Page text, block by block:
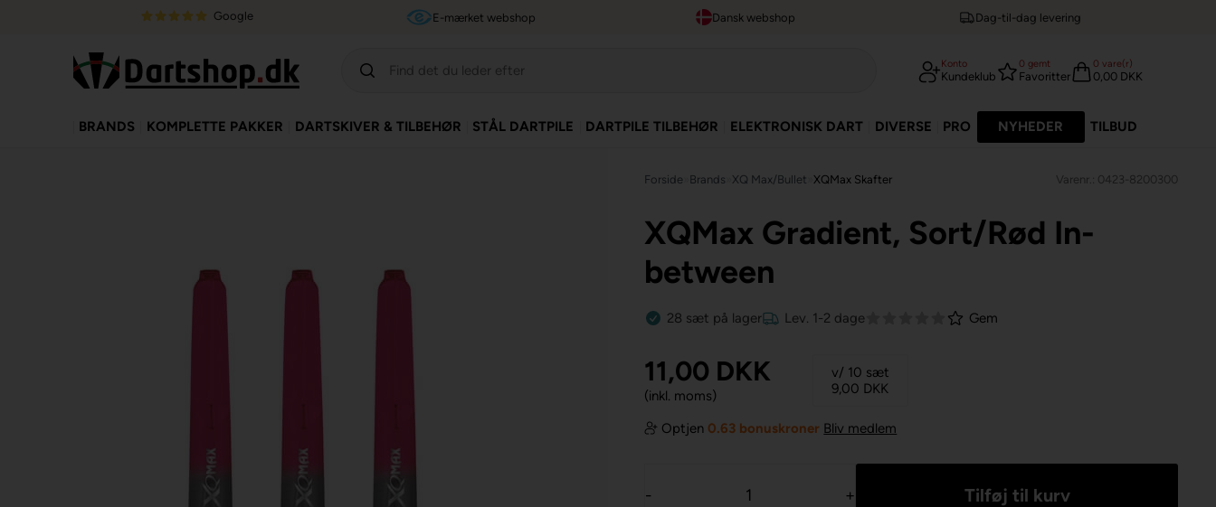
Google E-mærket webshop Dansk webshop Dag-til-dag levering
Konto
Kundeklub
0 gemt
Favoritter
0 vare(r)
0,00 DKK
BRANDS KOMPLETTE PAKKER DARTSKIVER & TILBEHØR STÅL DARTPILE DARTPILE TILBEHØR ELEKTRONISK DART DIVERSE PRO NYHEDER TILBUD
Forside Brands XQ Max/Bullet XQMax Skafter Varenr.: 0423-8200300
XQMax Gradient, Sort/Rød In-
between
28 sæt på lager Lev. 1-2 dage Gem
11,00 DKK
(inkl. moms)
v/ 10 sæt
9,00 DKK
Optjen 0.63 bonuskroner Bliv medlem
- +